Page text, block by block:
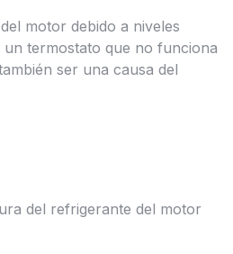
motor debido a niveles
termostato que no funciona
ser una causa del
del refrigerante del motor